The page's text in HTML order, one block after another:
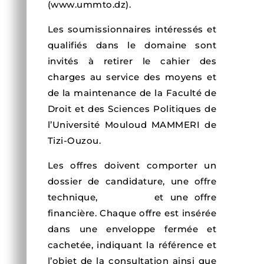
(www.ummto.dz).
Les soumissionnaires intéressés et
qualifiés dans le domaine sont
invités à retirer le cahier des
charges au service des moyens et
de la maintenance de la Faculté de
Droit et des Sciences Politiques de
l’Université Mouloud MAMMERI de
Tizi-Ouzou.
Les offres doivent comporter un
dossier de candidature, une offre
technique, et une offre
financière. Chaque offre est insérée
dans une enveloppe fermée et
cachetée, indiquant la référence et
l’objet de la consultation ainsi que